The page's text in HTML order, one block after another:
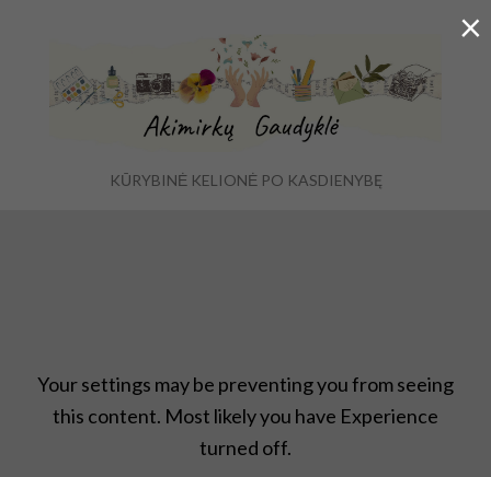
KŪRYBINĖ KELIONĖ PO KASDIENYBĘ
Your settings may be preventing you from seeing
this content. Most likely you have Experience
turned off.
×